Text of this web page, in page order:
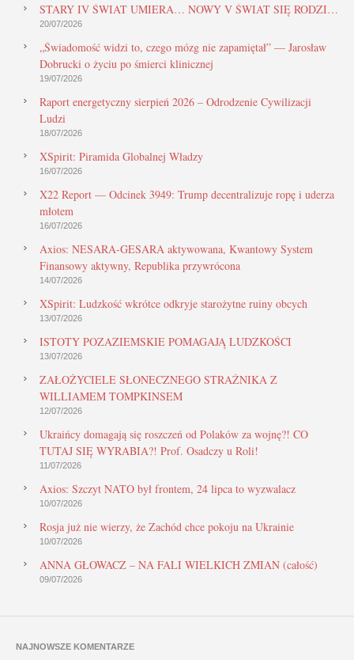
STARY IV ŚWIAT UMIERA… NOWY V ŚWIAT SIĘ RODZI…
20/07/2026
„Świadomość widzi to, czego mózg nie zapamiętał” — Jarosław
Dobrucki o życiu po śmierci klinicznej
19/07/2026
Raport energetyczny sierpień 2026 – Odrodzenie Cywilizacji
Ludzi
18/07/2026
XSpirit: Piramida Globalnej Władzy
16/07/2026
X22 Report — Odcinek 3949: Trump decentralizuje ropę i uderza
młotem
16/07/2026
Axios: NESARA-GESARA aktywowana, Kwantowy System
Finansowy aktywny, Republika przywrócona
14/07/2026
XSpirit: Ludzkość wkrótce odkryje starożytne ruiny obcych
13/07/2026
ISTOTY POZAZIEMSKIE POMAGAJĄ LUDZKOŚCI
13/07/2026
ZAŁOŻYCIELE SŁONECZNEGO STRAŻNIKA Z
WILLIAMEM TOMPKINSEM
12/07/2026
Ukraińcy domagają się roszczeń od Polaków za wojnę?! CO
TUTAJ SIĘ WYRABIA?! Prof. Osadczy u Roli!
11/07/2026
Axios: Szczyt NATO był frontem, 24 lipca to wyzwalacz
10/07/2026
Rosja już nie wierzy, że Zachód chce pokoju na Ukrainie
10/07/2026
ANNA GŁOWACZ – NA FALI WIELKICH ZMIAN (całość)
09/07/2026
NAJNOWSZE KOMENTARZE